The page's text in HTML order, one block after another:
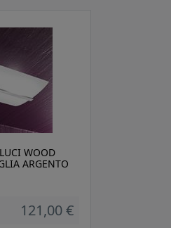
WOOD
ARGENTO
121,00 €